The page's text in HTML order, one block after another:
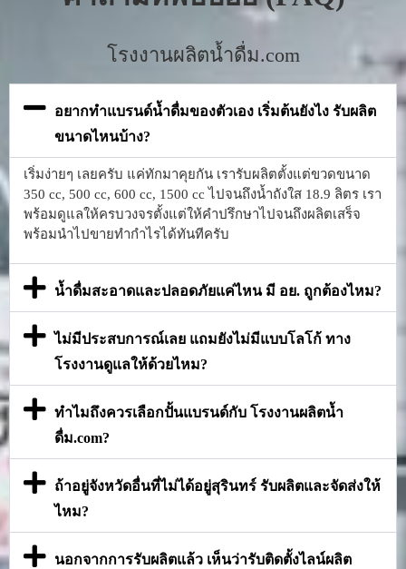
โรงงานผลิตน้ำดื่ม.com
อยากทำแบรนด์น้ำดื่มของตัวเอง เริ่มต้นยังไง รับผลิต
ขนาดไหนบ้าง?
เริ่มง่ายๆ เลยครับ แค่ทักมาคุยกัน เรารับผลิตตั้งแต่ขวดขนาด
350 cc, 500 cc, 600 cc, 1500 cc ไปจนถึงน้ำถังใส 18.9 ลิตร เรา
พร้อมดูแลให้ครบวงจรตั้งแต่ให้คำปรึกษาไปจนถึงผลิตเสร็จ
พร้อมนำไปขายทำกำไรได้ทันทีครับ
น้ำดื่มสะอาดและปลอดภัยแค่ไหน มี อย. ถูกต้องไหม?
ไม่มีประสบการณ์เลย แถมยังไม่มีแบบโลโก้ ทาง
โรงงานดูแลให้ด้วยไหม?
ทำไมถึงควรเลือกปั้นแบรนด์กับ โรงงานผลิตน้ำ
ดื่ม.com?
ถ้าอยู่จังหวัดอื่นที่ไม่ได้อยู่สุรินทร์ รับผลิตและจัดส่งให้
ไหม?
นอกจากการรับผลิตแล้ว เห็นว่ารับติดตั้งไลน์ผลิต